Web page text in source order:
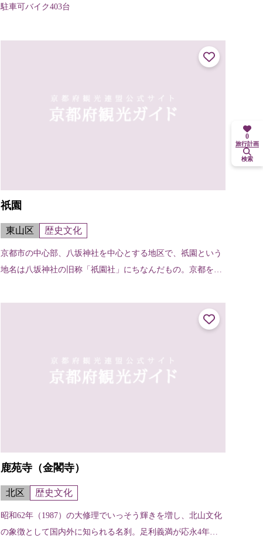
駐車可バイク403台
祇園
東山区 歴史文化
京都市の中心部、八坂神社を中心とする地区で、祇園という
地名は八坂神社の旧称「祇園社」にちなんだもの。京都を代
川南通・新橋通から南は団栗通まで...
鹿苑寺（金閣寺）
北区 歴史文化
昭和62年（1987）の大修理でいっそう輝きを増し、北山文化
の象徴として国内外に知られる名刹。足利義満が応永4年（1
0
旅行計画
検索